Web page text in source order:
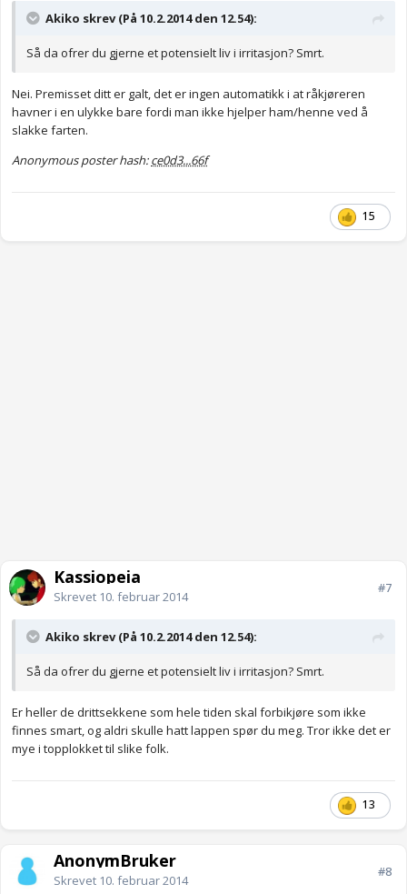
Akiko skrev (På 10.2.2014 den 12.54):
Så da ofrer du gjerne et potensielt liv i irritasjon? Smrt.
Nei. Premisset ditt er galt, det er ingen automatikk i at råkjøreren
havner i en ulykke bare fordi man ikke hjelper ham/henne ved å
slakke farten.
Anonymous poster hash:ce0d3...66f
15
Kassiopeia
Skrevet 10. februar 2014
#7
Akiko skrev (På 10.2.2014 den 12.54):
Så da ofrer du gjerne et potensielt liv i irritasjon? Smrt.
Er heller de drittsekkene som hele tiden skal forbikjøre som ikke
finnes smart, og aldri skulle hatt lappen spør du meg. Tror ikke det er
mye i topplokket til slike folk.
13
AnonymBruker
Skrevet 10. februar 2014
#8